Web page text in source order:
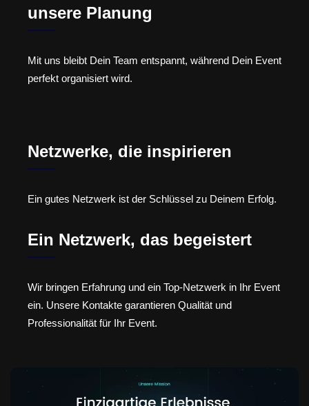
unsere Planung
Mit uns bleibt Dein Team entspannt, während Dein Event
perfekt organisiert wird.
Netzwerke, die inspirieren
Ein gutes Netzwerk ist der Schlüssel zu Deinem Erfolg.
Ein Netzwerk, das begeistert
Wir bringen Erfahrung und ein Top-Netzwerk in Ihr Event
ein. Unsere Kontakte garantieren Qualität und
Professionalität für Ihr Event.